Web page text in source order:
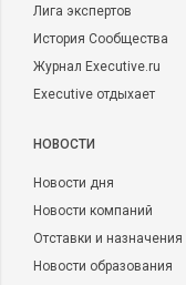
Лига экспертов
История Сообщества
Журнал Executive.ru
Executive отдыхает
НОВОСТИ
Новости дня
Новости компаний
Отставки и назначения
Новости образования